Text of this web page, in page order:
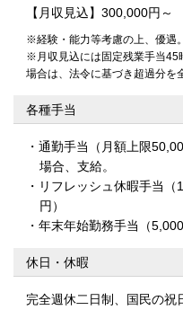
【月収見込】300,000円～
※経験・能力等考慮の上、優遇。
※月収見込には固定残業手当45
場合は、法令に基づき超過分を
各種手当
通勤手当（月額上限
場合、支給。
リフレッシュ休暇手当
円）
年末年始勤務手当（5,000
休日・休暇
完全週休二日制、国民の祝